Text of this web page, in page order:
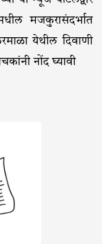
मजकुरासंदर्भात
येथील दिवाणी
नोंद घ्यावी